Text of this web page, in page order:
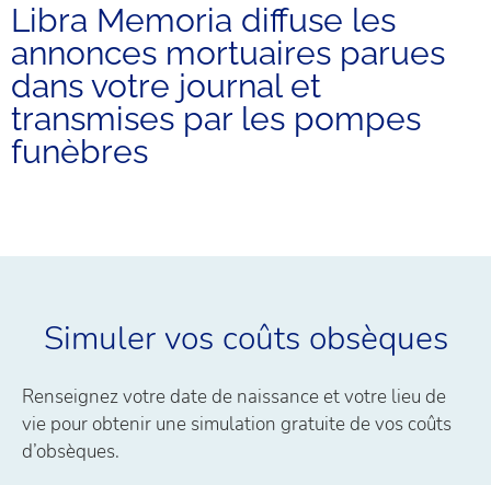
Libra Memoria diffuse les
annonces mortuaires parues
dans votre journal et
transmises par les pompes
funèbres
Simuler vos coûts obsèques
Renseignez votre date de naissance et votre lieu de
vie pour obtenir une simulation gratuite de vos coûts
d’obsèques.